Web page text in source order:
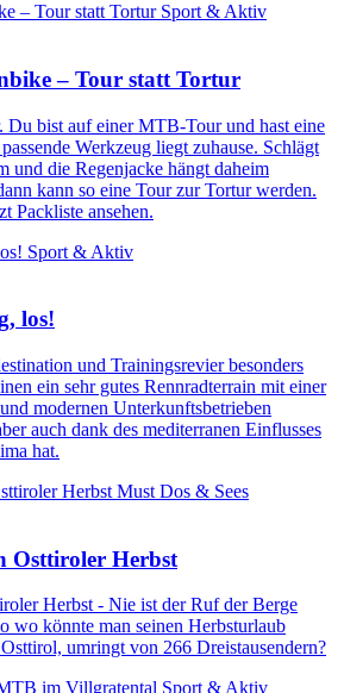
Sport & Aktiv
– Tour statt Tortur
Du bist auf einer MTB-Tour und hast eine
Werkzeug liegt zuhause. Schlägt
und die Regenjacke hängt daheim
kann so eine Tour zur Tortur werden.
Packliste ansehen.
Sport & Aktiv
los!
und Trainingsrevier besonders
ein sehr gutes Rennradterrain mit einer
modernen Unterkunftsbetrieben
auch dank des mediterranen Einflusses
hat.
Must Dos & Sees
Osttiroler Herbst
Herbst - Nie ist der Ruf der Berge
wo könnte man seinen Herbsturlaub
umringt von 266 Dreistausendern?
Sport & Aktiv